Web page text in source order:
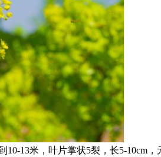
13米，叶片掌状5裂，长5-10cm